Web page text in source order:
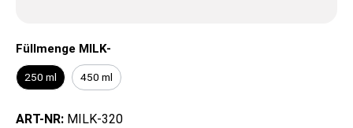
Füllmenge MILK-
250 ml 450 ml
ART-NR: MILK-320